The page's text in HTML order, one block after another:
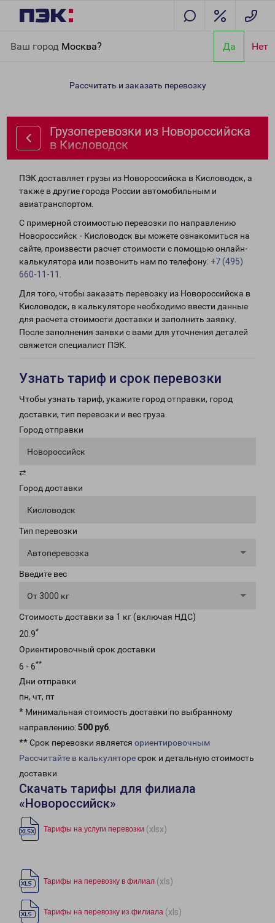
Ваш город Москва? Да Нет
Кисловодск
Рассчитать и заказать перевозку
Грузоперевозки из Новороссийска
в Кисловодск
ПЭК доставляет грузы из Новороссийска в Кисловодск, а
также в другие города России автомобильным и
авиатранспортом.
С примерной стоимостью перевозки по направлению
Новороссийск - Кисловодск вы можете ознакомиться на
сайте, произвести расчет стоимости с помощью онлайн-
калькулятора или позвонить нам по телефону: +7 (495)
660-11-11
Для того, чтобы заказать перевозку из Новороссийска в
Кисловодск, в калькуляторе необходимо ввести данные
для расчета стоимости доставки и заполнить заявку.
После заполнения заявки с вами для уточнения деталей
свяжется специалист ПЭК.
Узнать тариф и срок перевозки
Чтобы узнать тариф, укажите город отправки, город
доставки, тип перевозки и вес груза.
Город отправки
Новороссийск
⇄
Город доставки
Кисловодск
Тип перевозки
Автоперевозка
Введите вес
От 3000 кг
Стоимость доставки за 1 кг (включая НДС)
20.9*
Ориентировочный срок доставки
6 - 6**
Дни отправки
пн, чт, пт
* Минимальная стоимость доставки по выбранному
направлению: 500 руб.
** Срок перевозки является ориентировочным
Рассчитайте в калькуляторесрок и детальную стоимость
доставки.
Скачать тарифы для филиала
«Новороссийск»
Тарифы на услуги перевозки (xlsx)
Тарифы на перевозку в филиал (xls)
Тарифы на перевозку из филиала (xls)